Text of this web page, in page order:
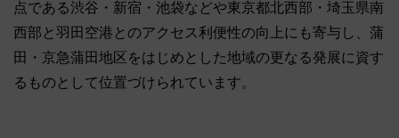
点である渋谷・新宿・池袋などや東京都北西部・埼玉県南
西部と羽田空港とのアクセス利便性の向上にも寄与し、蒲
田・京急蒲田地区をはじめとした地域の更なる発展に資す
るものとして位置づけられています。